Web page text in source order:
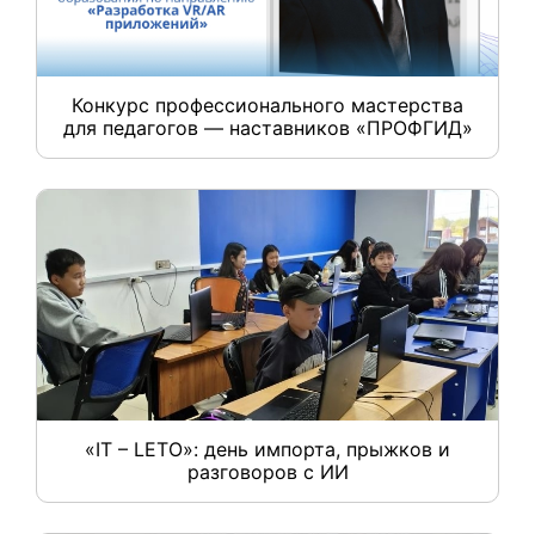
Конкурс профессионального мастерства
для педагогов — наставников «ПРОФГИД»
«IT – LETO»: день импорта, прыжков и
разговоров с ИИ